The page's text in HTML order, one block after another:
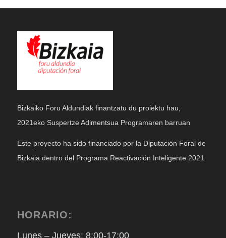
Bizkaiko Foru Aldundiak finantzatu du proiektu hau,
2021eko Suspertze Adimentsua Programaren barruan
Este proyecto ha sido financiado por la Diputación Foral de
Bizkaia dentro del Programa Reactivación Inteligente 2021
HORARIO:
Lunes – Jueves: 8:00-17:00